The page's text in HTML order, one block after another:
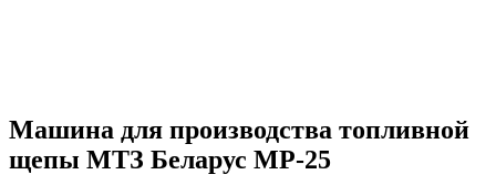
Машина для производства топливной
щепы МТЗ Беларус МР-25